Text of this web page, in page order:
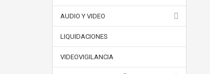
AUDIO Y VIDEO
LIQUIDACIONES
VIDEOVIGILANCIA